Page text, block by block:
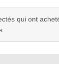
qui ont